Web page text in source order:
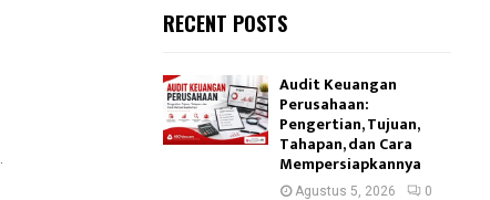
RECENT POSTS
Audit Keuangan
Perusahaan:
Pengertian, Tujuan,
Tahapan, dan Cara
Mempersiapkannya
Agustus 5, 2026 0